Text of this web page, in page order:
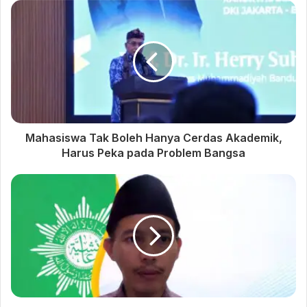
menawarkan lima fakultas, yakni FST, FEB, FSH, FAI, dan
Farmasi. Tahun sebelumnya, kampus ini juga membuka
program Magister Manajemen serta Profesi Apoteker yang
menarik minat pendaftar dari berbagai daerah, termasuk luar
Selain mendapatkan motivasi dari pimpinan kampus, para
Penerimaan Mahasiswa Baru. Informasi seputar prosedur
prestasi mahasiswa, hingga kesempatan pertukaran pelajar
ke luar negeri dipaparkan secara rinci.
Melalui kunjungan ini, diharapkan tumbuh keberanian para
siswa untuk menggantungkan cita-cita setinggi mungkin.
Apa pun pilihan kampus mereka kelak, semangat
melanjutkan pendidikan tinggi harus tetap menyala—dan
Mahasiswa Tak Boleh Hanya Cerdas Akademik,
Harus Peka pada Problem Bangsa